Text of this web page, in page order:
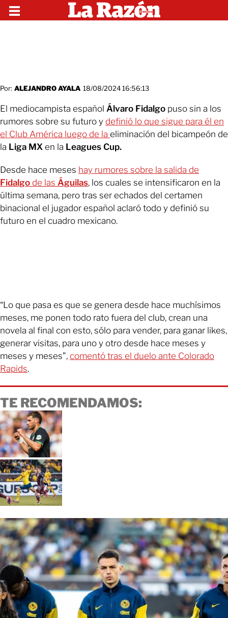
Por: ALEJANDRO AYALA 18/08/2024 16:56:13
El mediocampista español Álvaro Fidalgo puso sin a los
rumores sobre su futuro y definió lo que sigue para él en
el Club América luego de la eliminación del bicampeón de
la Liga MX en la Leagues Cup.
Desde hace meses hay rumores sobre la salida de
Fidalgo de las Águilas, los cuales se intensificaron en la
última semana, pero tras ser echados del certamen
binacional el jugador español aclaró todo y definió su
futuro en el cuadro mexicano.
“Lo que pasa es que se genera desde hace muchísimos
meses, me ponen todo rato fuera del club, crean una
novela al final con esto, sólo para vender, para ganar likes,
generar visitas, para uno y otro desde hace meses y
meses y meses”, comentó tras el duelo ante Colorado
Rapids.
TE RECOMENDAMOS: